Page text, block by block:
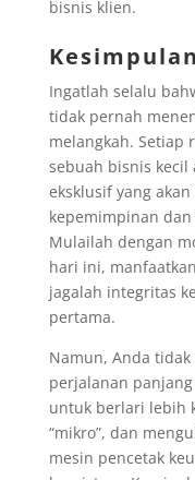
bisnis klien.
Kesimpulan
Ingatlah selalu
tidak pernah
melangkah. Setiap
sebuah bisnis kecil
eksklusif yang
kepemimpinan
Mulailah dengan
hari ini,
jagalah integritas
pertama.
Namun, Anda
perjalanan
untuk berlari lebih
“mikro”, dan
mesin pencetak